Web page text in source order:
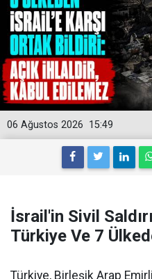
15:49
06 Ağustos 2026
İsrail'in Sivil
Türkiye Ve 7
Türkiye, Birleşik Arap